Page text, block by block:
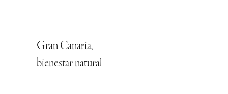
Gran Canaria,
bienestar natural